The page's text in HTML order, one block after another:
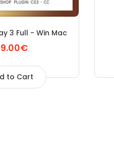
3 Full - Win Mac
to Cart